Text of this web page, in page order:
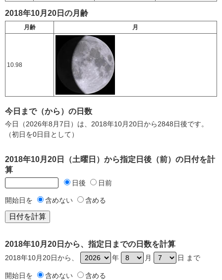
2018年10月20日の月齢
月齢 月
10.98
今日まで（から）の日数
今日（2026年8月7日）は、2018年10月20日から2848日後です。
（初日を0日目として）
2018年10月20日（土曜日）から指定日後（前）の日付を計
算
日後 日前
開始日を 含めない 含める
2018年10月20日から、指定日までの日数を計算
2018年10月20日から、 年 月 日 まで
開始日を 含めない 含める